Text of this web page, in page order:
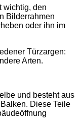
wichtig, den
Bilderrahmen
oder ihn im
Türzargen:
Arten.
und besteht aus
Diese Teile